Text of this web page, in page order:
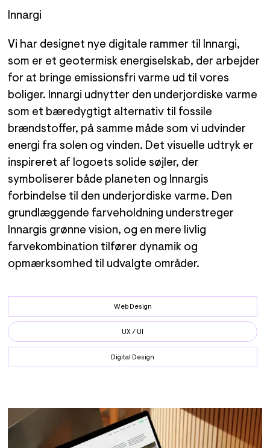
Innargi
Vi har designet nye digitale rammer til Innargi,
som er et geotermisk energiselskab, der arbejder
for at bringe emissionsfri varme ud til vores
boliger. Innargi udnytter den underjordiske varme
som et bæredygtigt alternativ til fossile
brændstoffer, på samme måde som vi udvinder
energi fra solen og vinden. Det visuelle udtryk er
inspireret af logoets solide søjler, der
symboliserer både planeten og Innargis
forbindelse til den underjordiske varme. Den
grundlæggende farveholdning understreger
Innargis grønne vision, og en mere livlig
farvekombination tilfører dynamik og
opmærksomhed til udvalgte områder.
Web Design
UX / UI
Digital Design